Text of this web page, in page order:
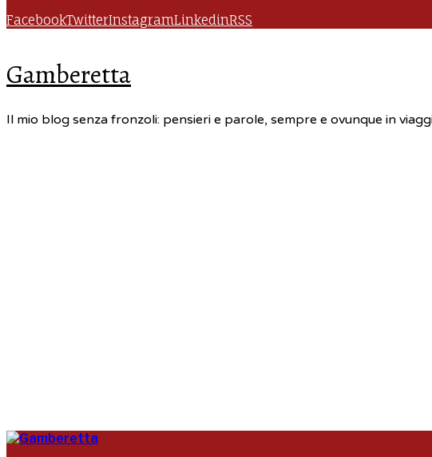
FacebookTwitterInstagramLinkedinRSS
Gamberetta
Il mio blog senza fronzoli: pensieri e parole, sempre e ovunque in